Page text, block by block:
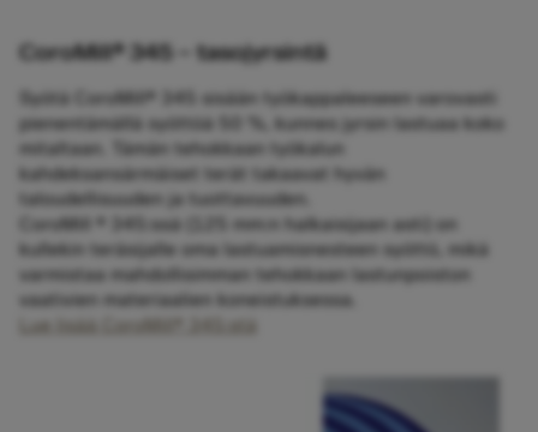
CoroMill® 345 – tasojyrsintä
Syötä CoroMill® 345 sisään työkappaleeseen varovasti
pienentämällä syöttöä 50 %, kunnes jyrsin lastuaa koko
mitaltaan. Tämän tehokkaan työkalun
kahdeksansärmäiset terät takaavat hyvän
taloudellisuuden ja tuottavuuden.
CoroMill ® 345:ssä (125 mm:n halkaisijaan asti) on
kullekin teräsijalle oma lastuamisnesteen syöttö, mikä
varmistaa mahdollisimman tehokkaan lastunpoiston
vaativien materiaalien koneistuksessa.
Lue lisää CoroMill® 345:stä